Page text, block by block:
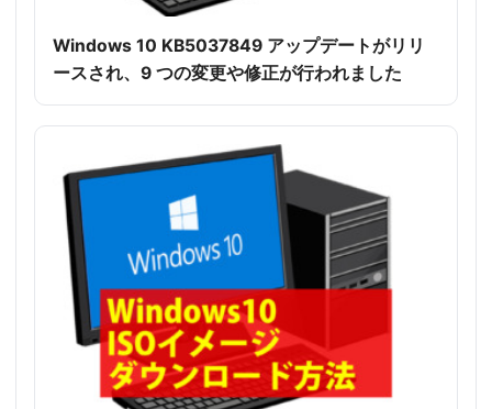
Windows 10 KB5037849 アップデートがリリ
ースされ、9 つの変更や修正が行われました